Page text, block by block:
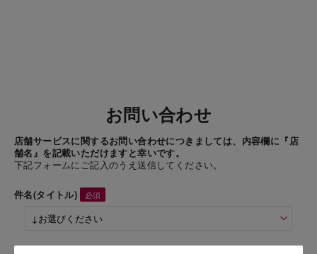
お問い合わせ
店舗サービスに関するお問い合わせにつきましては、内容欄に『店
舗名』を記載いただけますと幸いです。
下記フォームにご記入のうえ送信してください。
件名(タイトル)